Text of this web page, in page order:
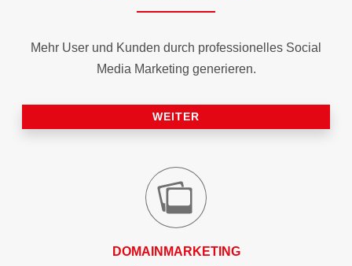
Mehr User und Kunden durch professionelles Social
Media Marketing generieren.
WEITER
DOMAIN­MARKETING